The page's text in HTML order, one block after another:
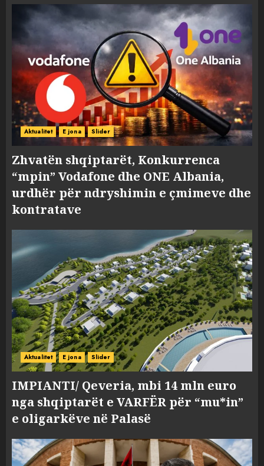
Aktualitet E jona Slider
Zhvatën shqiptarët, Konkurrenca
“mpin” Vodafone dhe ONE Albania,
urdhër për ndryshimin e çmimeve dhe
kontratave
Aktualitet E jona Slider
IMPIANTI/ Qeveria, mbi 14 mln euro
nga shqiptarët e VARFËR për “mu*in”
e oligarkëve në Palasë